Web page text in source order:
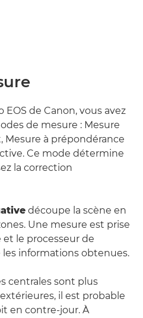
de Canon, vous avez
de mesure : Mesure
Mesure à prépondérance
Ce mode détermine
la correction
découpe la scène en
Une mesure est prise
le processeur de
les informations obtenues.
centrales sont plus
il est probable
en contre-jour. À